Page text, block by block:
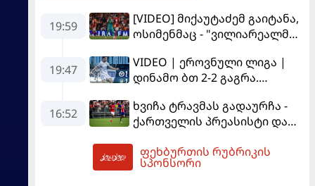
19:59
[VIDEO] მიქაუტაძემ გაიტანა,
ოსიმენმაც - "ვილიარეალმა"
"გალათასარაის" მოუგო
19:47
VIDEO | ეროვნული ლიგა |
დინამო ბთ 2-2 გაგრა.
16:52
ხვიჩა ტრავმას გადაურჩა -
ქართველის პრეასისტი და
იუნაიტედთან"
ფეხბურთის რუბრიკის
სპონსორი